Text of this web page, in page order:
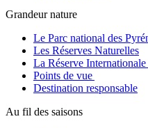
Grandeur nature
Le Parc national des
Les Réserves Naturelles
La Réserve
Points de vue
Destination responsable
Au fil des saisons